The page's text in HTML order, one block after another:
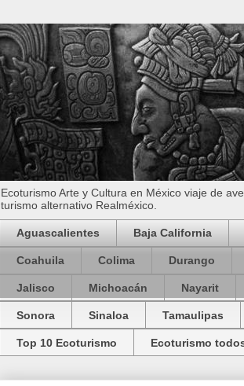
Ecoturismo Arte y Cultura en México viaje de
turismo alternativo Realméxico.
Aguascalientes Baja California
Coahuila Colima Durango
Jalisco Michoacán Nayarit
Sonora Sinaloa Tamaulipas
Top 10 Ecoturismo Ecoturismo